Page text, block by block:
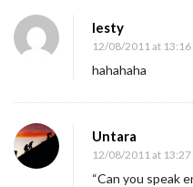
Iesty
12/08/2011 at 13:16
hahahaha
Untara
12/08/2011 at 13:27
“Can you speak